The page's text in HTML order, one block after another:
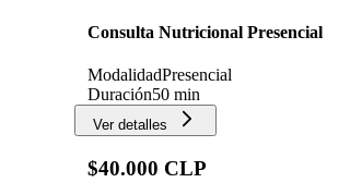
Consulta Nutricional Presencial
ModalidadPresencial
Duración50 min
Ver detalles
$40.000 CLP